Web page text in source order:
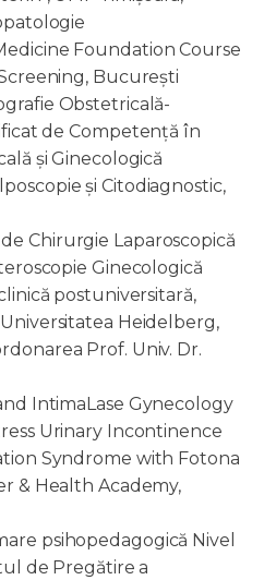
Foundation Course
București
Obstetricală-
de Competență în
și Ginecologică
și Citodiagnostic,
de Chirurgie Laparoscopică
Ginecologică
postuniversitară,
Heidelberg,
Prof. Univ. Dr.
IntimaLase Gynecology
Urinary Incontinence
Syndrome with Fotona
& Health Academy,
psihopedagogică Nivel
de Pregătire a